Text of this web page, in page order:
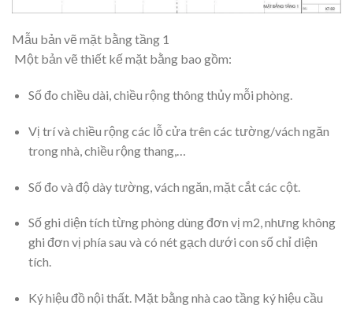
Mẫu bản vẽ mặt bằng tầng 1
Một bản vẽ thiết kế mặt bằng bao gồm:
Số đo chiều dài, chiều rộng thông thủy mỗi phòng.
Vị trí và chiều rộng các lỗ cửa trên các tường/vách ngăn
trong nhà, chiều rộng thang,…
Số đo và độ dày tường, vách ngăn, mặt cắt các cột.
Số ghi diện tích từng phòng dùng đơn vị m2, nhưng không
ghi đơn vị phía sau và có nét gạch dưới con số chỉ diện
tích.
Ký hiệu đồ nội thất. Mặt bằng nhà cao tầng ký hiệu cầu